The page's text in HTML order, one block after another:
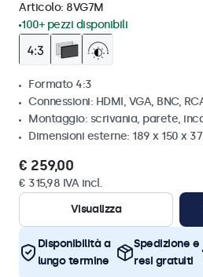
Articolo: 8VG7M
100+ pezzi disponibili
Formato 4:3
Connessioni: HDMI, VGA, BNC,
Montaggio: scrivania, parete,
Dimensioni esterne: 189 x 150 x
€ 259,00
€ 315,98 IVA incl.
Visualizza
Disponibilità a
lungo termine
Spedizione e
resi gratuiti